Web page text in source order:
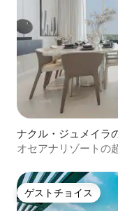
ナクル・ジュメイラ
オセアナリゾートの
ゲストチョイス
ゲストチョイス